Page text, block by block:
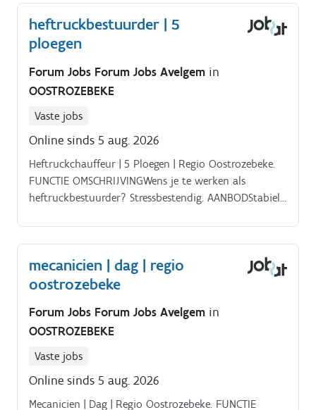
ondersteunen wanneer nodig.
heftruckbestuurder | 5
ploegen
Forum Jobs Forum Jobs Avelgem in
OOSTROZEBEKE
Vaste jobs
Online sinds 5 aug. 2026
Heftruckchauffeur | 5 Ploegen | Regio Oostrozebeke.
FUNCTIE OMSCHRIJVINGWens je te werken als
heftruckbestuurder? Stressbestendig. AANBODStabiel
te weg met PCVeiligheid en orde zijn belangrijk.
mecanicien | dag | regio
oostrozebeke
Forum Jobs Forum Jobs Avelgem in
OOSTROZEBEKE
Vaste jobs
Online sinds 5 aug. 2026
Mecanicien | Dag | Regio Oostrozebeke. FUNCTIE